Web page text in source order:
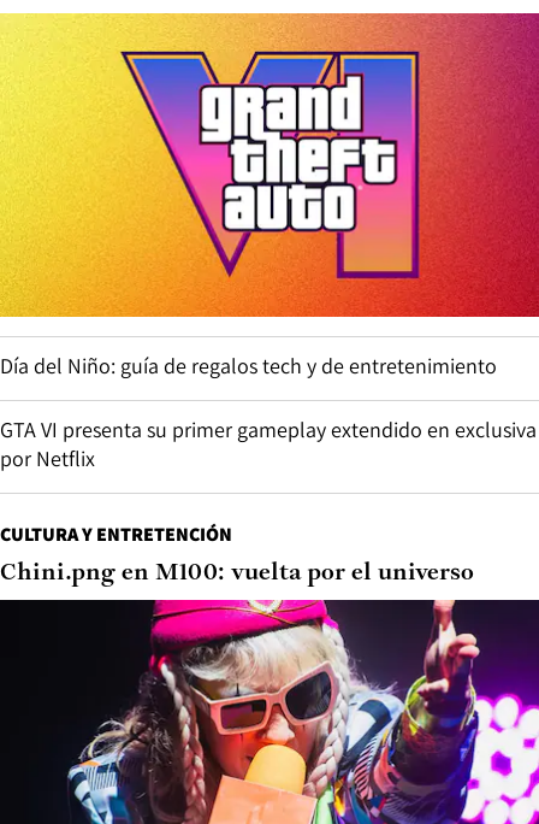
Día del Niño: guía de regalos tech y de entretenimiento
GTA VI presenta su primer gameplay extendido en exclusiva
por Netflix
CULTURA Y ENTRETENCIÓN
Chini.png en M100: vuelta por el universo